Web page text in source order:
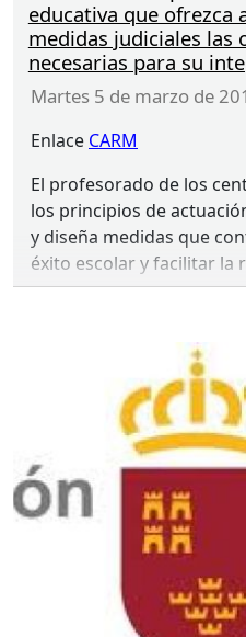
educativa que ofrezca
medidas judiciales las
necesarias para su
martes 5 de marzo de
Enlace CARM
El profesorado de los
los principios de
y diseña medidas que
éxito escolar y facilitar la
coordinación entre las
institutos de Educación